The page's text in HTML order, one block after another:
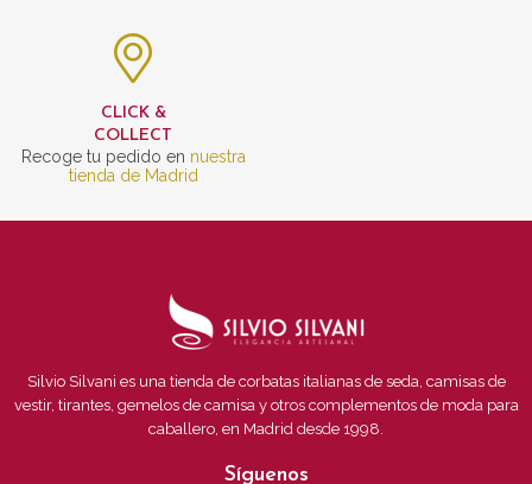
CLICK &
COLLECT
Recoge tu pedido en nuestra
tienda de Madrid
Silvio Silvani es una tienda de corbatas italianas de seda, camisas de
vestir, tirantes, gemelos de camisa y otros complementos de moda para
caballero, en Madrid desde 1998.
Síguenos